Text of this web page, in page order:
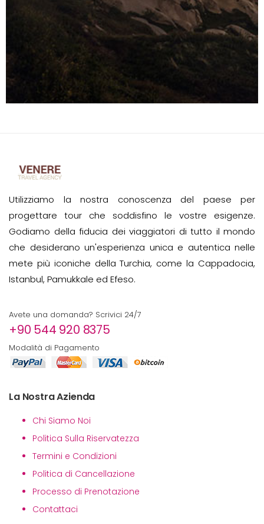
Utilizziamo la nostra conoscenza del paese per
progettare tour che soddisfino le vostre esigenze.
Godiamo della fiducia dei viaggiatori di tutto il mondo
che desiderano un'esperienza unica e autentica nelle
mete più iconiche della Turchia, come la Cappadocia,
Istanbul, Pamukkale ed Efeso.
Avete una domanda? Scrivici 24/7
+90 544 920 8375
Modalità di Pagamento
La Nostra Azienda
Chi Siamo Noi
Politica Sulla Riservatezza
Termini e Condizioni
Politica di Cancellazione
Processo di Prenotazione
Contattaci